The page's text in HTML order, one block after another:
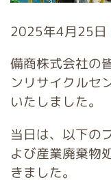
2025年4月25日
備商株式会社の
ンリサイクルセ
いたしました。
当日は、以下の
よび産業廃棄物
きました。